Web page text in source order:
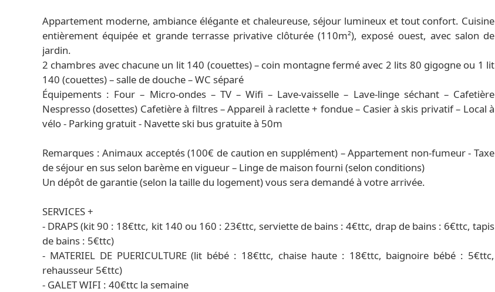
Appartement moderne, ambiance élégante et chaleureuse, séjour lumineux et tout confort. Cuisine
entièrement équipée et grande terrasse privative clôturée (110m²), exposé ouest, avec salon de
jardin.
2 chambres avec chacune un lit 140 (couettes) – coin montagne fermé avec 2 lits 80 gigogne ou 1 lit
140 (couettes) – salle de douche – WC séparé
Équipements : Four – Micro-ondes – TV – Wifi – Lave-vaisselle – Lave-linge séchant – Cafetière
Nespresso (dosettes) Cafetière à filtres – Appareil à raclette + fondue – Casier à skis privatif – Local à
vélo - Parking gratuit - Navette ski bus gratuite à 50m
Remarques : Animaux acceptés (100€ de caution en supplément) – Appartement non-fumeur - Taxe
de séjour en sus selon barème en vigueur – Linge de maison fourni (selon conditions)
Un dépôt de garantie (selon la taille du logement) vous sera demandé à votre arrivée.
SERVICES +
- DRAPS (kit 90 : 18€ttc, kit 140 ou 160 : 23€ttc, serviette de bains : 4€ttc, drap de bains : 6€ttc, tapis
de bains : 5€ttc)
- MATERIEL DE PUERICULTURE (lit bébé : 18€ttc, chaise haute : 18€ttc, baignoire bébé : 5€ttc,
rehausseur 5€ttc)
- GALET WIFI : 40€ttc la semaine